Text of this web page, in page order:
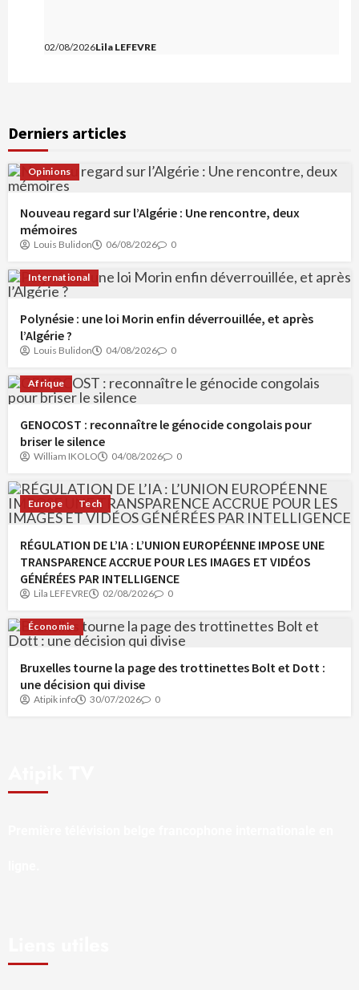
u
d
i
o
02/08/2026Lila LEFEVRE
Derniers articles
Opinions
Nouveau regard sur l’Algérie : Une rencontre, deux
mémoires
Louis Bulidon 06/08/2026 0
International
Polynésie : une loi Morin enfin déverrouillée, et après
l’Algérie ?
Louis Bulidon 04/08/2026 0
Afrique
GENOCOST : reconnaître le génocide congolais pour
briser le silence
William IKOLO 04/08/2026 0
Europe Tech
RÉGULATION DE L’IA : L’UNION EUROPÉENNE IMPOSE UNE
TRANSPARENCE ACCRUE POUR LES IMAGES ET VIDÉOS
GÉNÉRÉES PAR INTELLIGENCE
Lila LEFEVRE 02/08/2026 0
Économie
Bruxelles tourne la page des trottinettes Bolt et Dott :
une décision qui divise
Atipik info 30/07/2026 0